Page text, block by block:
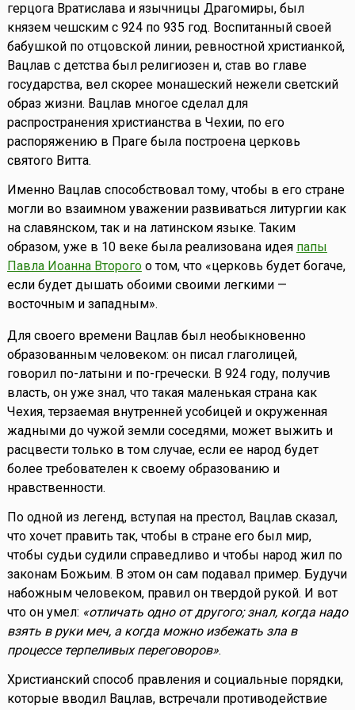
герцога Вратислава и язычницы Драгомиры, был
князем чешским с 924 по 935 год. Воспитанный своей
бабушкой по отцовской линии, ревностной христианкой,
Вацлав с детства был религиозен и, став во главе
государства, вел скорее монашеский нежели светский
образ жизни. Вацлав многое сделал для
распространения христианства в Чехии, по его
распоряжению в Праге была построена церковь
святого Витта.
Именно Вацлав способствовал тому, чтобы в его стране
могли во взаимном уважении развиваться литургии как
на славянском, так и на латинском языке. Таким
образом, уже в 10 веке была реализована идея папы
Павла Иоанна Второгоо том, что «церковь будет богаче,
если будет дышать обоими своими легкими —
восточным и западным».
Для своего времени Вацлав был необыкновенно
образованным человеком: он писал глаголицей,
говорил по-латыни и по-гречески. В 924 году, получив
власть, он уже знал, что такая маленькая страна как
Чехия, терзаемая внутренней усобицей и окруженная
жадными до чужой земли соседями, может выжить и
расцвести только в том случае, если ее народ будет
более требователен к своему образованию и
нравственности.
По одной из легенд, вступая на престол, Вацлав сказал,
что хочет править так, чтобы в стране его был мир,
чтобы судьи судили справедливо и чтобы народ жил по
законам Божьим. В этом он сам подавал пример. Будучи
набожным человеком, правил он твердой рукой. И вот
что он умел: «отличать одно от другого; знал, когда надо
взять в руки меч, а когда можно избежать зла в
процессе терпеливых переговоров».
Христианский способ правления и социальные порядки,
которые вводил Вацлав, встречали противодействие